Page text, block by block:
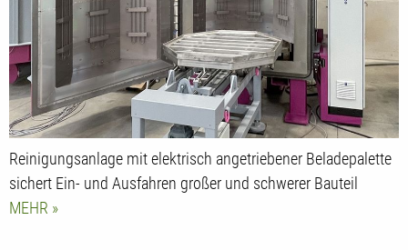
Reinigungsanlage mit elektrisch angetriebener Beladepalette
sichert Ein- und Ausfahren großer und schwerer Bauteil
MEHR